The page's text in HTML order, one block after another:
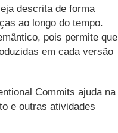
descrita de forma
ao longo do tempo.
pois permite que
em cada versão
Commits ajuda na
e outras atividades